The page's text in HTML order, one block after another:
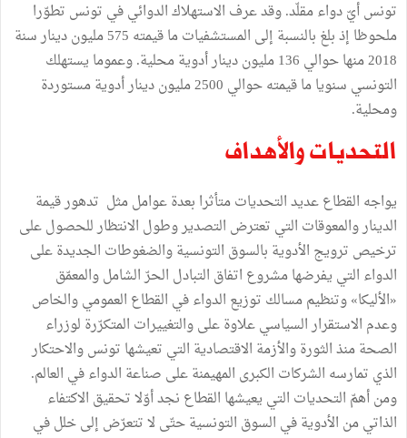
تونس أيّ دواء مقلّد. وقد عرف الاستهلاك الدوائي في تونس تطوّرا
ملحوظا إذ بلغ بالنسبة إلى المستشفيات ما قيمته 575 مليون دينار سنة
2018 منها حوالي 136 مليون دينار أدوية محلية. وعموما يستهلك
التونسي سنويا ما قيمته حوالي 2500 مليون دينار أدوية مستوردة
ومحلية.
التحديات والأهداف
يواجه القطاع عديد التحديات متأثرا بعدة عوامل مثل تدهور قيمة
الدينار والمعوقات التي تعترض التصدير وطول الانتظار للحصول على
ترخيص ترويج الأدوية بالسوق التونسية والضغوطات الجديدة على
الدواء التي يفرضها مشروع اتفاق التبادل الحرّ الشامل والمعمّق
«الأليكا» وتنظيم مسالك توزيع الدواء في القطاع العمومي والخاص
وعدم الاستقرار السياسي علاوة على والتغييرات المتكرّرة لوزراء
الصحة منذ الثورة والأزمة الاقتصادية التي تعيشها تونس والاحتكار
الذي تمارسه الشركات الكبرى المهيمنة على صناعة الدواء في العالم.
ومن أهمّ التحديات التي يعيشها القطاع نجد أوّلا تحقيق الاكتفاء
الذاتي من الأدوية في السوق التونسية حتّى لا تتعرّض إلى خلل في